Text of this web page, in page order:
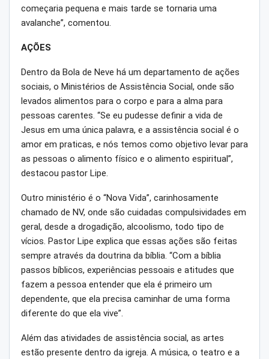
começaria pequena e mais tarde se tornaria uma
avalanche”, comentou.
AÇÕES
Dentro da Bola de Neve há um departamento de ações
sociais, o Ministérios de Assistência Social, onde são
levados alimentos para o corpo e para a alma para
pessoas carentes. “Se eu pudesse definir a vida de
Jesus em uma única palavra, e a assistência social é o
amor em praticas, e nós temos como objetivo levar para
as pessoas o alimento físico e o alimento espiritual”,
destacou pastor Lipe.
Outro ministério é o “Nova Vida”, carinhosamente
chamado de NV, onde são cuidadas compulsividades em
geral, desde a drogadição, alcoolismo, todo tipo de
vícios. Pastor Lipe explica que essas ações são feitas
sempre através da doutrina da bíblia. “Com a bíblia
passos bíblicos, experiências pessoais e atitudes que
fazem a pessoa entender que ela é primeiro um
dependente, que ela precisa caminhar de uma forma
diferente do que ela vive”.
Além das atividades de assistência social, as artes
estão presente dentro da igreja. A música, o teatro e a